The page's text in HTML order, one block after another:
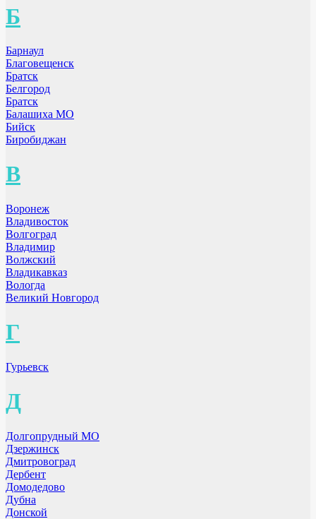
Б
Барнаул
Благовещенск
Братск
Белгород
Братск
Балашиха МО
Бийск
Биробиджан
В
Воронеж
Владивосток
Волгоград
Владимир
Волжский
Владикавказ
Вологда
Великий Новгород
Г
Гурьевск
Д
Долгопрудный МО
Дзержинск
Дмитровоград
Дербент
Домодедово
Дубна
Донской